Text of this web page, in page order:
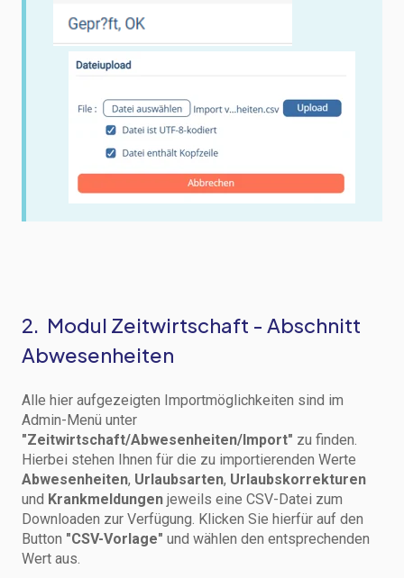
2. Modul Zeitwirtschaft - Abschnitt
Abwesenheiten
Alle hier aufgezeigten Importmöglichkeiten sind im
Admin-Menü unter
"Zeitwirtschaft/Abwesenheiten/Import" zu finden.
Hierbei stehen Ihnen für die zu importierenden Werte
Abwesenheiten, Urlaubsarten, Urlaubskorrekturen
und Krankmeldungen jeweils eine CSV-Datei zum
Downloaden zur Verfügung. Klicken Sie hierfür auf den
Button "CSV-Vorlage" und wählen den entsprechenden
Wert aus.